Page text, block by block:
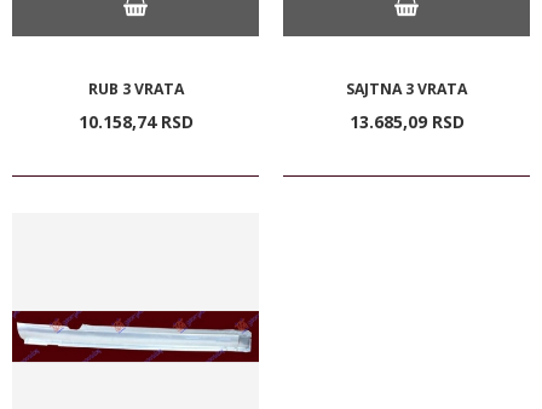
RUB 3 VRATA
10.158,74 RSD
SAJTNA 3 VRATA
13.685,09 RSD